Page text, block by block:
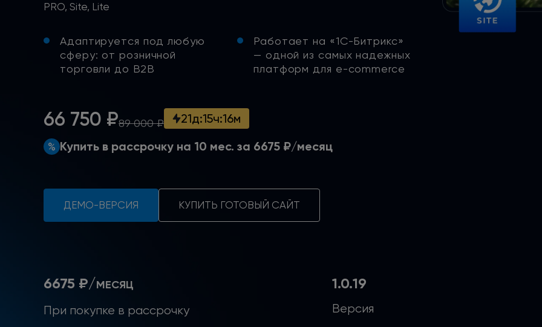
PRO, Site, Lite
Адаптируется под любую
сферу: от розничной
торговли до B2B
Работает на «1С-Битрикс»
— одной из самых надежных
платформ для e-commerce
66 750 ₽89 000 ₽ 21д:15ч:16м
Купить в рассрочку на 10 мес. за 6675 ₽/месяц
ДЕМО-ВЕРСИЯ КУПИТЬ ГОТОВЫЙ САЙТ
6675 ₽/МЕСЯЦ
При покупке в рассрочку
1.0.19
Версия